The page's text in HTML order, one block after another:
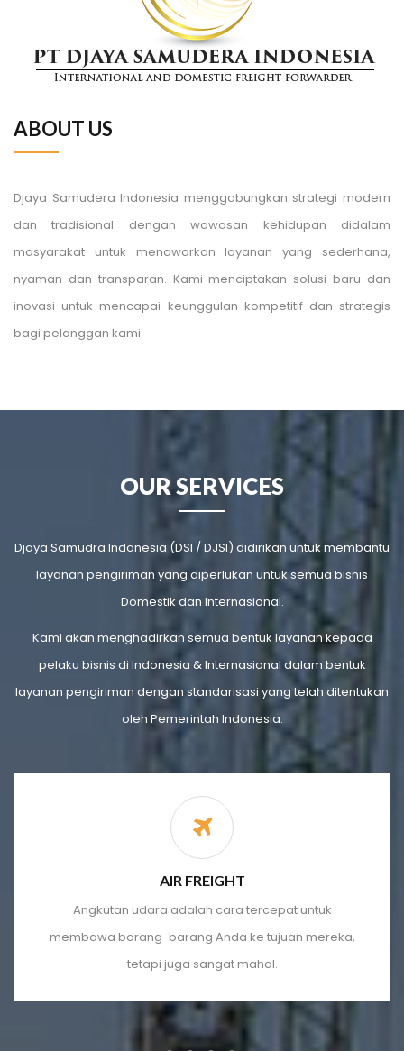
ABOUT US
Djaya Samudera Indonesia menggabungkan strategi modern
dan tradisional dengan wawasan kehidupan didalam
masyarakat untuk menawarkan layanan yang sederhana,
nyaman dan transparan. Kami menciptakan solusi baru dan
inovasi untuk mencapai keunggulan kompetitif dan strategis
bagi pelanggan kami.
OUR SERVICES
Djaya Samudra Indonesia (DSI / DJSI) didirikan untuk membantu
layanan pengiriman yang diperlukan untuk semua bisnis
Domestik dan Internasional.
Kami akan menghadirkan semua bentuk layanan kepada
pelaku bisnis di Indonesia & Internasional dalam bentuk
layanan pengiriman dengan standarisasi yang telah ditentukan
oleh Pemerintah Indonesia.
AIR FREIGHT
Angkutan udara adalah cara tercepat untuk
membawa barang-barang Anda ke tujuan mereka,
tetapi juga sangat mahal.